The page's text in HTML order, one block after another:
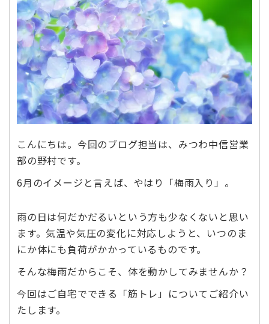
こんにちは。今回のブログ担当は、みつわ中信営業
部の野村です。
6月のイメージと言えば、やはり「梅雨入り」。
雨の日は何だかだるいという方も少なくないと思い
ます。気温や気圧の変化に対応しようと、いつのま
にか体にも負荷がかかっているものです。
そんな梅雨だからこそ、体を動かしてみませんか？
今回はご自宅でできる「筋トレ」についてご紹介い
たします。